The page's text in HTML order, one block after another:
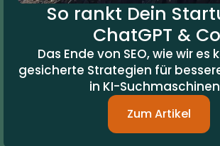
So rankt Dein
ChatGPT &
Das Ende von SEO, wie wir es
gesicherte Strategien für
in KI-
Zum Artikel